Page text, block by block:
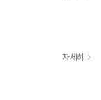
자세히